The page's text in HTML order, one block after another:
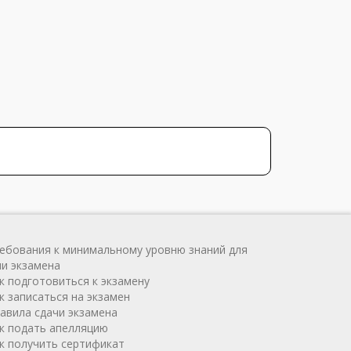
к минимальному уровню знаний для
экзамена
подготовиться к экзамену
записаться на экзамен
сдачи экзамена
подать апелляцию
получить сертификат